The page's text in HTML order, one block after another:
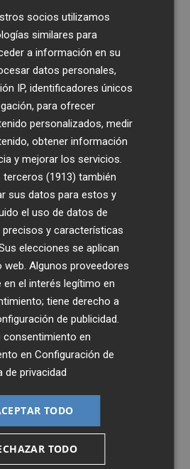
socios utilizamos
similares para
a información en su
datos personales,
IP, identificadores únicos
para ofrecer
personalizados, medir
obtener información
y mejorar los servicios.
terceros (1913) también
sus datos para estos y
el uso de datos de
y características
elecciones se aplican
Algunos proveedores
en el interés legítimo en
tiene derecho a
de publicidad.
consentimiento en
enConfiguración de
de privacidad
TODO
TODO